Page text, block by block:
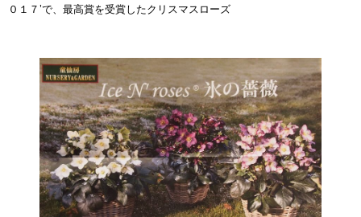
０１７’で、最高賞を受賞したクリスマスローズ